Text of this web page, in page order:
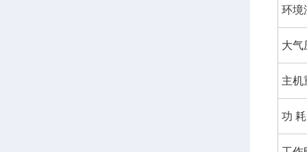
环境
大气
主机
功 耗